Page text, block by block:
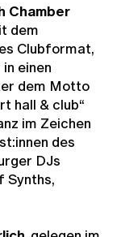
Chamber
dem
Clubformat,
einen
dem Motto
hall & club“
im Zeichen
des
DJs
Synths,